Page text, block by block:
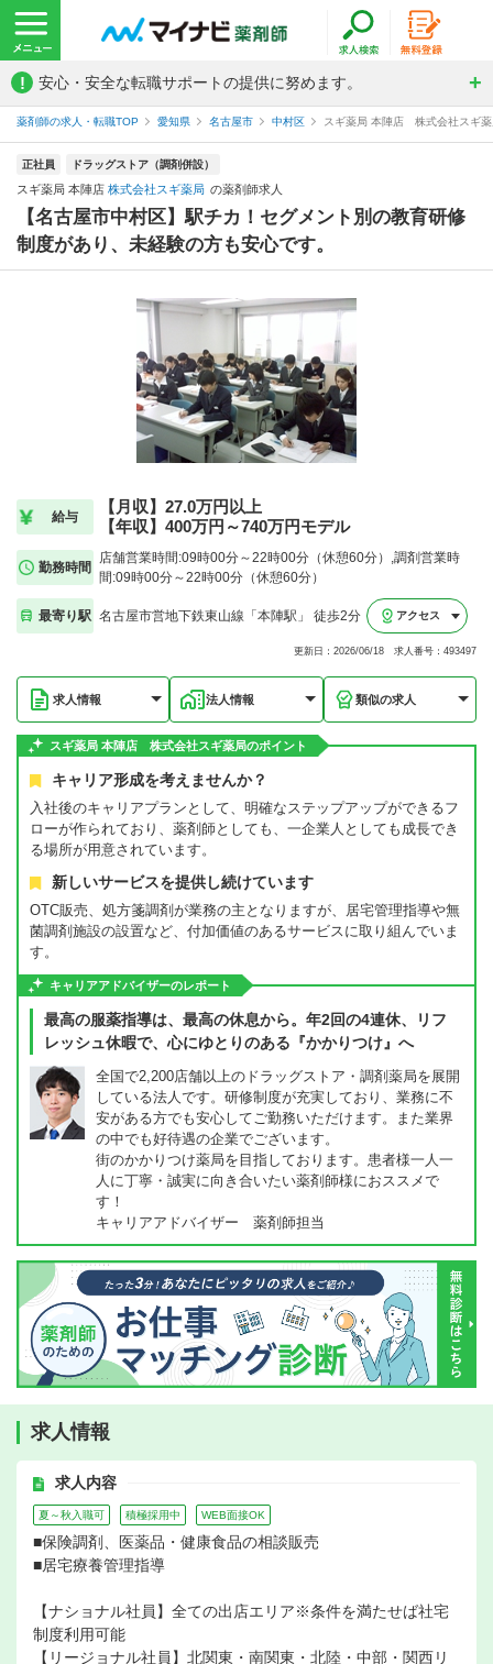
! 安心・安全な転職サポートの提供に努めます。
薬剤師の求人・転職TOP 愛知県 名古屋市 中村区 スギ薬局 本陣店 株式会社スギ
正社員 ドラッグストア（調剤併設）
スギ薬局 本陣店 株式会社スギ薬局 の薬剤師求人
【名古屋市中村区】駅チカ！セグメント別の教育研修
制度があり、未経験の方も安心です。
給与
【月収】27.0万円以上
【年収】400万円～740万円モデル
勤務時間
店舗営業時間:09時00分～22時00分（休憩60分）,調剤営業時
間:09時00分～22時00分（休憩60分）
最寄り駅 名古屋市営地下鉄東山線「本陣駅」 徒歩2分 アクセス
更新日：2026/06/18 求人番号：493497
求人情報 法人情報 類似の求人
スギ薬局 本陣店 株式会社スギ薬局のポイント
キャリア形成を考えませんか？
入社後のキャリアプランとして、明確なステップアップができるフ
ローが作られており、薬剤師としても、一企業人としても成長でき
る場所が用意されています。
新しいサービスを提供し続けています
OTC販売、処方箋調剤が業務の主となりますが、居宅管理指導や無
菌調剤施設の設置など、付加価値のあるサービスに取り組んでいま
す。
キャリアアドバイザーのレポート
最高の服薬指導は、最高の休息から。年2回の4連休、リフ
レッシュ休暇で、心にゆとりのある『かかりつけ』へ
全国で2,200店舗以上のドラッグストア・調剤薬局を展開
している法人です。研修制度が充実しており、業務に不
安がある方でも安心してご勤務いただけます。また業界
の中でも好待遇の企業でございます。
街のかかりつけ薬局を目指しております。患者様一人一
人に丁寧・誠実に向き合いたい薬剤師様におススメで
す！
キャリアアドバイザー 薬剤師担当
求人情報
求人内容
夏～秋入職可 積極採用中 WEB面接OK
■保険調剤、医薬品・健康食品の相談販売
■居宅療養管理指導
【ナショナル社員】全ての出店エリア※条件を満たせば社宅
制度利用可能
【リージョナル社員】北関東・南関東・北陸・中部・関西リ